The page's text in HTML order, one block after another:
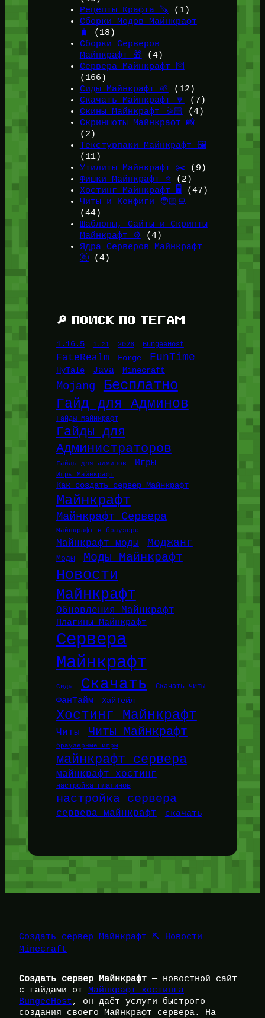
Рецепты Крафта 🪚 (1)
Сборки Модов Майнкрафт
🧳
(18)
Сборки Серверов
Майнкрафт 🎁 (4)
Сервера Майнкрафт 🛜
(166)
Сиды Майнкрафт 🌱
(12)
Скачать Майнкрафт 🔽
(7)
Скины Майнкрафт 🤹🏻
(4)
Скриншоты Майнкрафт 📸
(2)
Текстурпаки Майнкрафт 🖼️
(11)
Утилиты Майнкрафт ✂️ (9)
Фишки Майнкрафт ⭐(2)
Хостинг Майнкрафт 🖥️ (47)
Читы и Конфиги 🧑🏻‍💻
(44)
Шаблоны, Сайты и Скрипты
Майнкрафт ⚙️ (4)
Ядра Серверов Майнкрафт
🚰(4)
🔎 ПОИСК ПО ТЕГАМ
1.16.5 1.21 2026 BungeeHost
FateRealm Forge FunTime
HyTale Java Minecraft
Mojang Бесплатно
Гайд для Админов
Гайды Майнкрафт
Гайды для
Администраторов
Гайды для админов Игры
Игры Майнкрафт
Как создать сервер Майнкрафт
Майнкрафт
Майнкрафт Сервера
Майнкрафт в браузере
Майнкрафт моды Моджанг
Моды Моды Майнкрафт
Новости
Майнкрафт
Обновления Майнкрафт
Плагины Майнкрафт
Сервера
Майнкрафт
Сиды Скачать Скачать читы
ФанТайм ХайТейл
Хостинг Майнкрафт
Читы Читы Майнкрафт
браузерные игры
майнкрафт сервера
майнкрафт хостинг
настройка плагинов
настройка сервера
сервера майнкрафт скачать
Создать сервер Майнкрафт ⛏️ Новости
Minecraft
Создать сервер Майнкрафт — новостной сайт
с гайдами от
Майнкрафт хостинга
BungeeHost, он даёт услуги быстрого
создания своего Майнкрафт сервера. На